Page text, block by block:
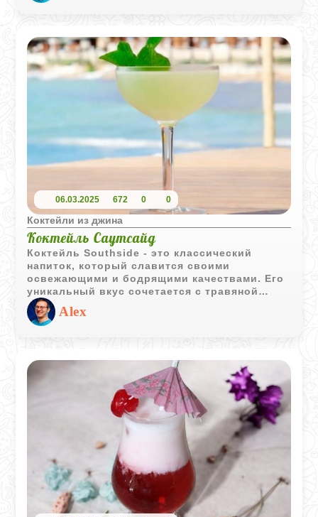
06.03.2025 672 0 0
Коктейли из джина
Коктейль Саутсайд
Коктейль Southside - это классический
напиток, который славится своими
освежающими и бодрящими качествами. Его
уникальный вкус сочетается с травяной
свежестью мяты, цитрусовыми нотками
лимонного сока и ароматом джина. Этот
коктейль идеально подходит для теплых
летних вечеров. Простота и легкость в
любителей коктейлей.
Alex